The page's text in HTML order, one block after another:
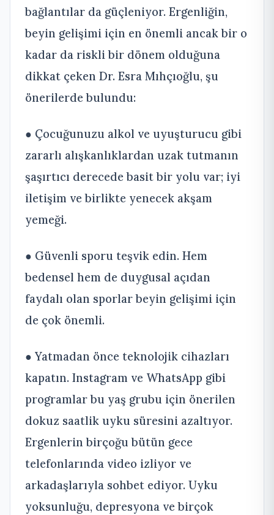
bağlantılar da güçleniyor. Ergenliğin,
beyin gelişimi için en önemli ancak bir o
kadar da riskli bir dönem olduğuna
dikkat çeken Dr. Esra Mıhçıoğlu, şu
önerilerde bulundu:
● Çocuğunuzu alkol ve uyuşturucu gibi
zararlı alışkanlıklardan uzak tutmanın
şaşırtıcı derecede basit bir yolu var; iyi
iletişim ve birlikte yenecek akşam
yemeği.
● Güvenli sporu teşvik edin. Hem
bedensel hem de duygusal açıdan
faydalı olan sporlar beyin gelişimi için
de çok önemli.
● Yatmadan önce teknolojik cihazları
kapatın. Instagram ve WhatsApp gibi
programlar bu yaş grubu için önerilen
dokuz saatlik uyku süresini azaltıyor.
Ergenlerin birçoğu bütün gece
telefonlarında video izliyor ve
arkadaşlarıyla sohbet ediyor. Uyku
yoksunluğu, depresyona ve birçok